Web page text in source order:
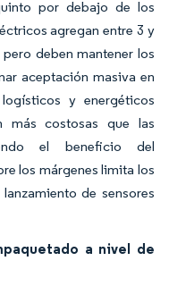
por debajo de los
agregan entre 3 y
deben mantener los
aceptación masiva en
y energéticos
más costosas que las
el beneficio del
los márgenes limita los
de sensores
a nivel de